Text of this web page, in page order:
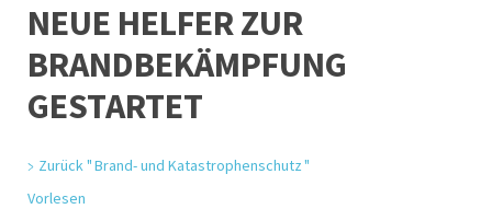
NEUE HELFER ZUR
BRANDBEKÄMPFUNG
GESTARTET
Zurück " Brand- und Katastrophenschutz "
Vorlesen